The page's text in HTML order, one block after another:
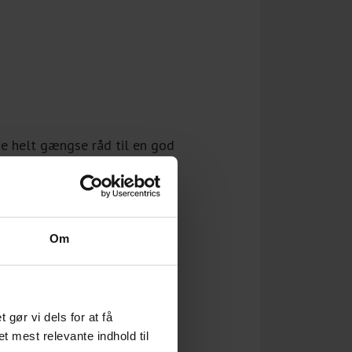
Om
gør vi dels for at få
mest relevante indhold til
helt gængse råd til en god